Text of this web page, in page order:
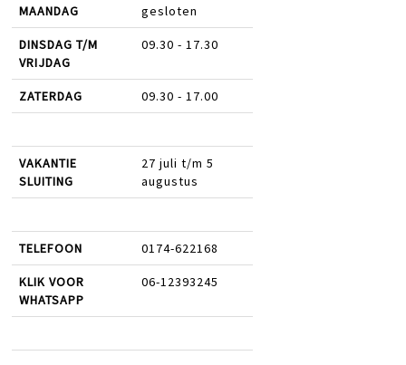
MAANDAG gesloten
DINSDAG T/M
VRIJDAG
09.30 - 17.30
ZATERDAG 09.30 - 17.00
VAKANTIE
SLUITING
27 juli t/m 5
augustus
TELEFOON 0174-622168
KLIK VOOR
WHATSAPP
06-12393245